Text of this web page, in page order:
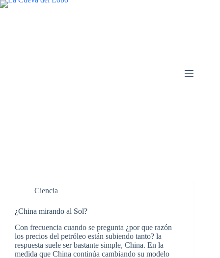
Saltar
Ciencia
¿China mirando al Sol?
Con frecuencia cuando se pregunta ¿por que razón
los precios del petróleo están subiendo tanto? la
respuesta suele ser bastante simple, China. En la
medida que China continúa cambiando su modelo